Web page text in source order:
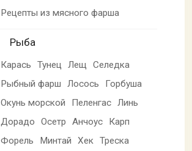
Рецепты из мясного фарша
Рыба
Карась Тунец Лещ
Селедка
Рыбный фарш
Лосось
Горбуша
Окунь морской
Пеленгас Линь
Дорадо
Осетр Анчоус
Карп
Форель
Минтай Хек Треска